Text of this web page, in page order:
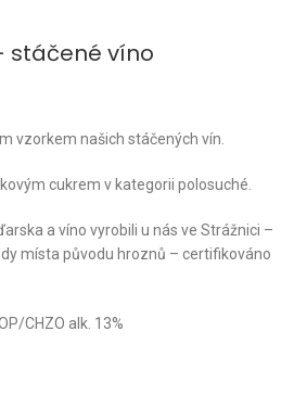
stáčené víno
vzorkem našich stáčených vín.
cukrem v kategorii polosuché.
a víno vyrobili u nás ve Strážnici –
místa původu hroznů – certifikováno
CHZO alk. 13%